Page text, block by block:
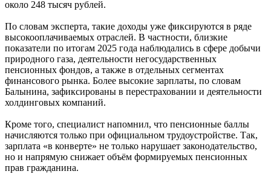
около 248 тысяч рублей.
По словам эксперта, такие доходы уже фиксируются в ряде
высокооплачиваемых отраслей. В частности, близкие
показатели по итогам 2025 года наблюдались в сфере добычи
природного газа, деятельности негосударственных
пенсионных фондов, а также в отдельных сегментах
финансового рынка. Более высокие зарплаты, по словам
Балынина, зафиксированы в перестраховании и деятельности
холдинговых компаний.
Кроме того, специалист напомнил, что пенсионные баллы
начисляются только при официальном трудоустройстве. Так,
зарплата «в конверте» не только нарушает законодательство,
но и напрямую снижает объём формируемых пенсионных
прав гражданина.